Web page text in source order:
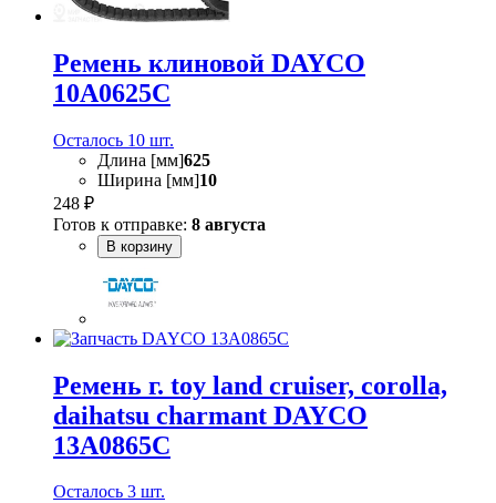
Ремень клиновой DAYCO
10A0625C
Осталось 10 шт.
Длина [мм]625
Ширина [мм]10
248 ₽
Готов к отправке: 8 августа
В корзину
Ремень г. toy land cruiser, corolla,
daihatsu charmant DAYCO
13A0865C
Осталось 3 шт.